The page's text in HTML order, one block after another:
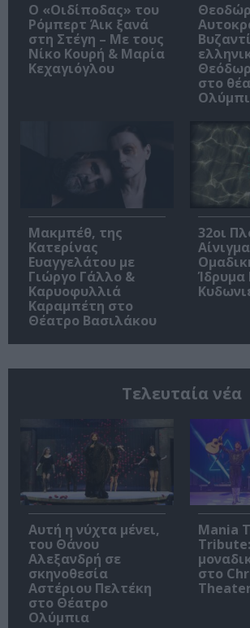
O «Οιδίποδας» του
Ρόμπερτ Άικ ξανά
στη Στέγη – Με τους
Νίκο Κουρή & Μαρία
Κεχαγιόγλου
στο
Μακμπέθ, της
Κατερίνας
Ευαγγελάτου με
Γιώργο Γάλλο &
Καρυοφυλλιά
Καραμπέτη στο
Θέατρο Βασιλάκου
32οι
Ίδρυμα
Τελευταία νέα
Αυτή η νύχτα μένει,
του Θάνου
Αλεξανδρή σε
σκηνοθεσία
Αστέριου Πελτέκη
στο Θέατρο
Ολύμπια
Mania
στο